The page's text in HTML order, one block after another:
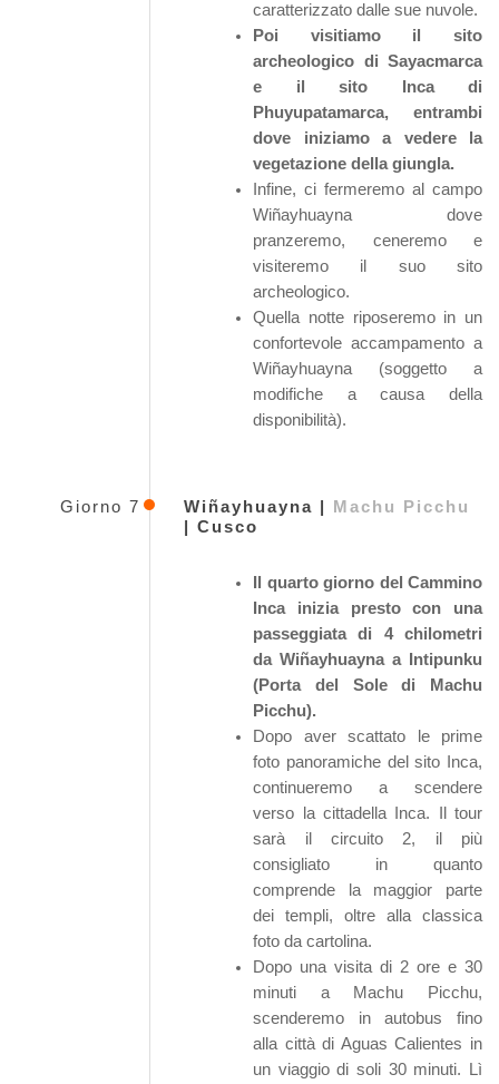
caratterizzato dalle sue nuvole.
Poi visitiamo il sito
archeologico di Sayacmarca
e il sito Inca di
Phuyupatamarca, entrambi
dove iniziamo a vedere la
vegetazione della giungla.
Infine, ci fermeremo al campo
Wiñayhuayna dove
pranzeremo, ceneremo e
visiteremo il suo sito
archeologico.
Quella notte riposeremo in un
confortevole accampamento a
Wiñayhuayna (soggetto a
modifiche a causa della
disponibilità).
Giorno 7 Wiñayhuayna | Machu Picchu
| Cusco
Il quarto giorno del Cammino
Inca inizia presto con una
passeggiata di 4 chilometri
da Wiñayhuayna a Intipunku
(Porta del Sole di Machu
Picchu).
Dopo aver scattato le prime
foto panoramiche del sito Inca,
continueremo a scendere
verso la cittadella Inca. Il tour
sarà il circuito 2, il più
consigliato in quanto
comprende la maggior parte
dei templi, oltre alla classica
foto da cartolina.
Dopo una visita di 2 ore e 30
minuti a Machu Picchu,
scenderemo in autobus fino
alla città di Aguas Calientes in
un viaggio di soli 30 minuti. Lì